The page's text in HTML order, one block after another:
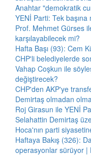
Anahtar "demokratik
YENİ Parti: Tek
Prof. Mehmet Gürses
karşılayabilecek mi?
Hafta Başı (93): Cem
CHP'li belediyelerde
Vahap Coşkun ile
değiştirecek?
CHP'den AKP'ye
Demirtaş olmadan
Roj Girasun ile YENİ
Selahattin Demirtaş
Hoca'nın parti
Haftaya Bakış (326):
operasyonlar sürüyor |